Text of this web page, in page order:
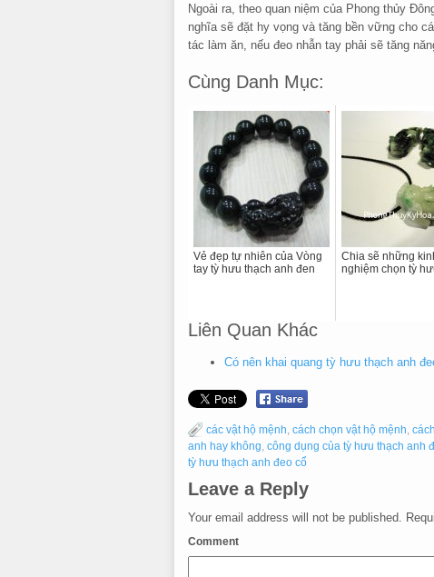
Ngoài ra, theo quan niệm của Phong thủy
nghĩa sẽ đặt hy vọng và tăng bền vững cho
tác làm ăn, nếu đeo nhẫn tay phải sẽ tăng
Cùng Danh Mục:
Vẻ đẹp tự nhiên của Vòng
tay tỳ hưu thạch anh đen
Chia sẽ những
nghiệm chọn tỳ
Liên Quan Khác
Có nên khai quang tỳ hưu thạch anh
các vật hộ mệnh, cách chọn vật hộ mệnh,
anh hay không, công dụng của tỳ hưu thạch anh
tỳ hưu thạch anh đeo cổ
Leave a Reply
Your email address will not be published.
Comment